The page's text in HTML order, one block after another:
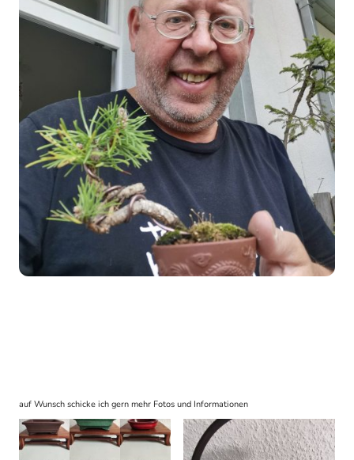
auf Wunsch schicke ich gern mehr Fotos und Informationen